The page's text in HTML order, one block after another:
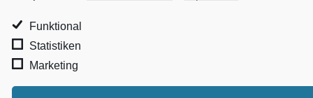
Funktional
Statistiken
Marketing